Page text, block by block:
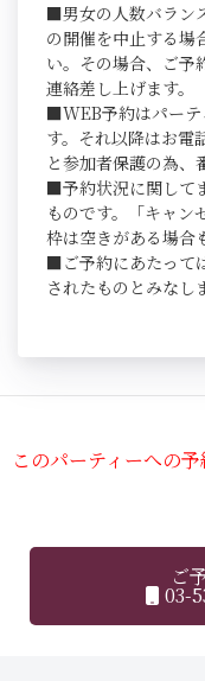
■男女の人数バラン
の開催を中止する場
い。その場合、ご予
連絡差し上げます。
■WEB予約はパーテ
す。それ以降はお電
と参加者保護の為、
■予約状況に関して
ものです。「キャン
枠は空きがある場合
■ご予約にあたって
されたものとみなし
このパーティーへの予
ご
03-